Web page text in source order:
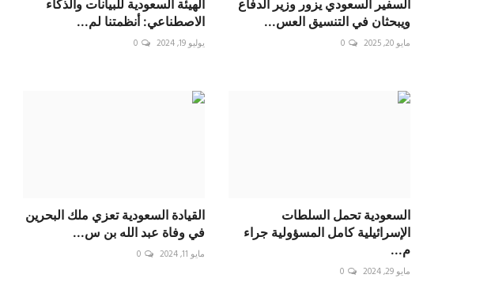
السفير السعودي يزور وزير الدفاع
ويبحثان في التنسيق العس...
مايو 20, 2025 0
‏الهيئة السعودية للبيانات والذكاء
الاصطناعي: أنظمتنا لم...
يوليو 19, 2024 0
السعودية تحمل السلطات
الإسرائيلية كامل المسؤولية جراء
م...
مايو 29, 2024 0
القيادة السعودية تعزي ملك البحرين
في وفاة عبد الله بن س...
مايو 11, 2024 0